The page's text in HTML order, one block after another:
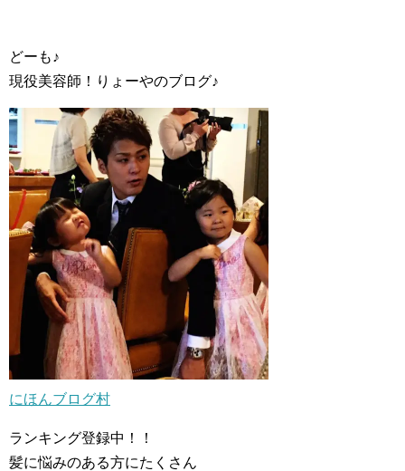
どーも♪
現役美容師！りょーやのブログ♪
にほんブログ村
ランキング登録中！！
髪に悩みのある方にたくさん